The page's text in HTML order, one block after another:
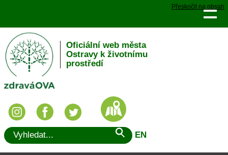
Přeskočit na obsah
Oficiální web města
Ostravy k životnímu
prostředí
EN